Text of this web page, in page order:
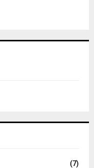
(7)